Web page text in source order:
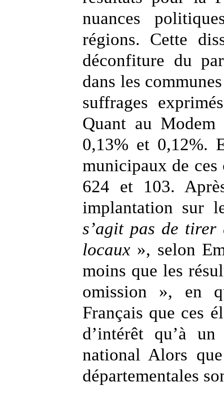
nuances
régions. Cette
déconfiture du
dans les
suffrages
Quant au Modem
0,13% et 0,12%.
municipaux de ces
624 et 103.
implantation sur
s’agit pas de tirer
locaux », selon
moins que les
omission », en
Français que ces
d’intérêt qu’à
national Alors
départementales